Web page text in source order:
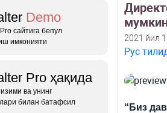
Demo
сайтига бепул
имконияти
Pro ҳақида
ва унинг
билан батафсил
2021 йил
Рус
“Биз